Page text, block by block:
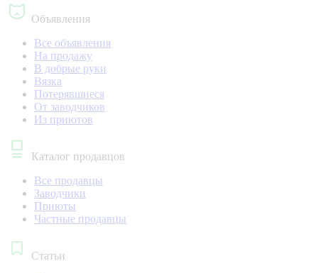
Объявления
Все объявления
На продажу
В добрые руки
Вязка
Потерявшиеся
От заводчиков
Из приютов
Каталог продавцов
Все продавцы
Заводчики
Приюты
Частные продавцы
Статьи